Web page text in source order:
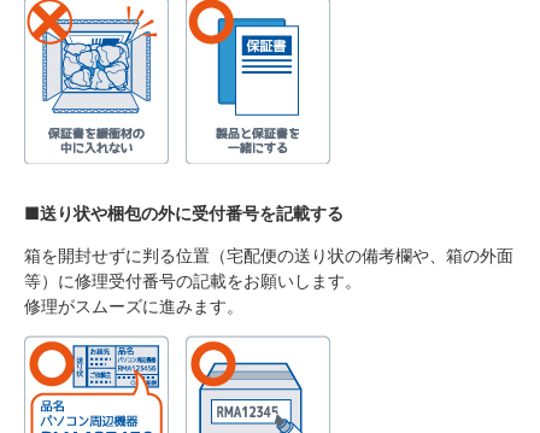
■送り状や梱包の外に受付番号を記載する
箱を開封せずに判る位置（宅配便の送り状の備考欄や、箱の外面
等）に修理受付番号の記載をお願いします。
修理がスムーズに進みます。